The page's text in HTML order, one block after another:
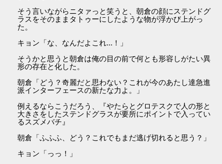
そう言いながらニタァっと笑うと、朝倉の顔にステンドグ
ラスをそのままタトゥーにしたような物が浮かび上がっ
た。
キョン「な、なんだよこれ...！」
そうかと思うと朝倉は俺の目の前で何とも形容しがたい異
形の存在と化した。
朝倉「どう？奇麗だと思わない？これが今のあたし達急進
派インターフェースの新たな力よ。」
例えるならこうだろう、『やたらとグロテスクで人の形と
大きさをしたステンドグラスが要所にポイントで入ってい
るスズメバチ』
朝倉「ふふふ、どう？これでもまだ逃げ切れると思う？」
キョン「っっ！」